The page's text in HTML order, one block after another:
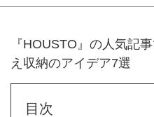
『HOUSTO』の人気記
え収納のアイデア7選
目次